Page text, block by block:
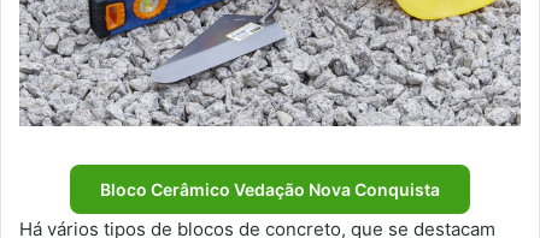
Bloco Cerâmico Vedação Nova Conquista
Há vários tipos de blocos de concreto, que se destacam